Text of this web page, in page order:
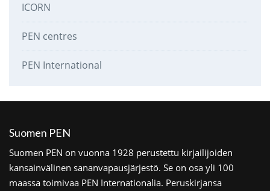
ICORN
PEN centres
PEN International
Suomen PEN
Suomen PEN on vuonna 1928 perustettu kirjailijoiden
kansainvälinen sananvapausjärjestö. Se on osa yli 100
maassa toimivaa PEN Internationalia. Peruskirjansa